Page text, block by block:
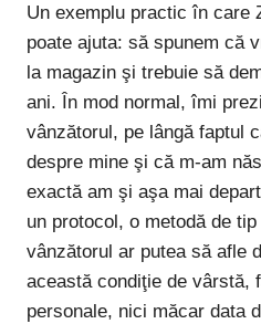
Un exemplu practic în care
poate ajuta: să spunem că
la magazin şi trebuie să
ani. În mod normal, îmi
vânzătorul, pe lângă faptul
despre mine şi că m-am
exactă am şi aşa mai
un protocol, o metodă de
vânzătorul ar putea să afle
această condiţie de vârstă,
personale, nici măcar data